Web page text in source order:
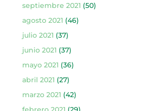
septiembre 2021 (50)
agosto 2021 (46)
julio 2021 (37)
junio 2021 (37)
mayo 2021 (36)
abril 2021 (27)
marzo 2021 (42)